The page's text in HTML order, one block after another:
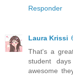
Responder
Laura Krissi
That's a
student
awesome